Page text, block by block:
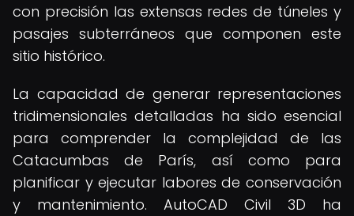
con precisión las extensas redes de túneles y
pasajes subterráneos que componen este
sitio histórico.
La capacidad de generar representaciones
tridimensionales detalladas ha sido esencial
para comprender la complejidad de las
Catacumbas de París, así como para
planificar y ejecutar labores de conservación
y mantenimiento. AutoCAD Civil 3D ha